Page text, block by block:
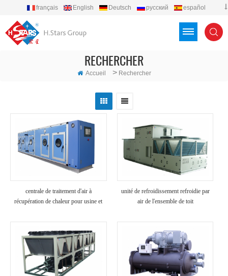
français English Deutsch русский
español
RECHERCHER
Accueil > Rechercher
centrale de traitement d'air à
récupération de chaleur pour usine et
unité de refroidissement refroidie par
air de l'ensemble de toit